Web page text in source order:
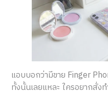
แอบบอกว่ามีขาย Finger
ทั้งนั้นเลยแหละ ใครอยากสั่ง